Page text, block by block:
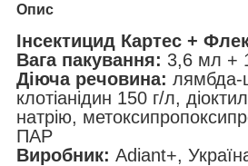
Опис
Інсектицид Картес +
Вага пакування: 3,6 мл +
Діюча речовина: лямбда-
клотіанідин 150 г/л,
натрію,
ПАР
Виробник: Adiant+,